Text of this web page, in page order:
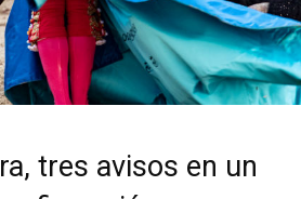
tres avisos en un